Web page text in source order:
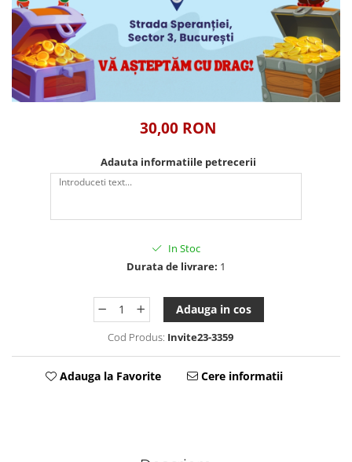
Tablou Personalizat
30,00 RON
Adauta informatiile petrecerii
In Stoc
Durata de livrare: 1
Adauga in cos
Cod Produs: Invite23-3359
Adauga la Favorite Cere informatii